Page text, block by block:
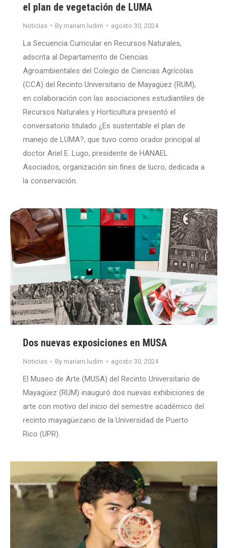
el plan de vegetación de LUMA
Noticias By mariam.ludim agosto 30, 2024
La Secuencia Curricular en Recursos Naturales,
adscrita al Departamento de Ciencias
Agroambientales del Colegio de Ciencias Agrícolas
(CCA) del Recinto Universitario de Mayagüez (RUM),
en colaboración con las asociaciones estudiantiles de
Recursos Naturales y Horticultura presentó el
conversatorio titulado ¿Es sustentable el plan de
manejo de LUMA?, que tuvo como orador principal al
doctor Ariel E. Lugo, presidente de HANAEL
Asociados, organización sin fines de lucro, dedicada a
la conservación.
Dos nuevas exposiciones en MUSA
Noticias By mariam.ludim agosto 30, 2024
El Museo de Arte (MUSA) del Recinto Universitario de
Mayagüez (RUM) inauguró dos nuevas exhibiciones de
arte con motivo del inicio del semestre académico del
recinto mayagüezano de la Universidad de Puerto
Rico (UPR).